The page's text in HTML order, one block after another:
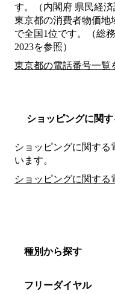
す。（内閣府 県民経済
東京都の消費者物価地
で全国1位です。（総
2023を参照）
東京都の電話番号一覧
ショッピングに関
ショッピングに関する
います。
ショッピングに関する
種別から探す
フリーダイヤル